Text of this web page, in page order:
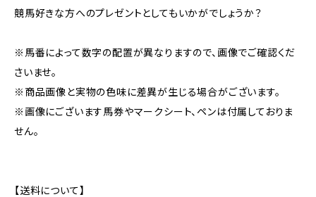
競馬好きな方へのプレゼントとしてもいかがでしょうか？
※馬番によって数字の配置が異なりますので、画像でご確認くだ
さいませ。
※商品画像と実物の色味に差異が生じる場合がございます。
※画像にございます馬券やマークシート、ペンは付属しておりま
せん。
【送料について】